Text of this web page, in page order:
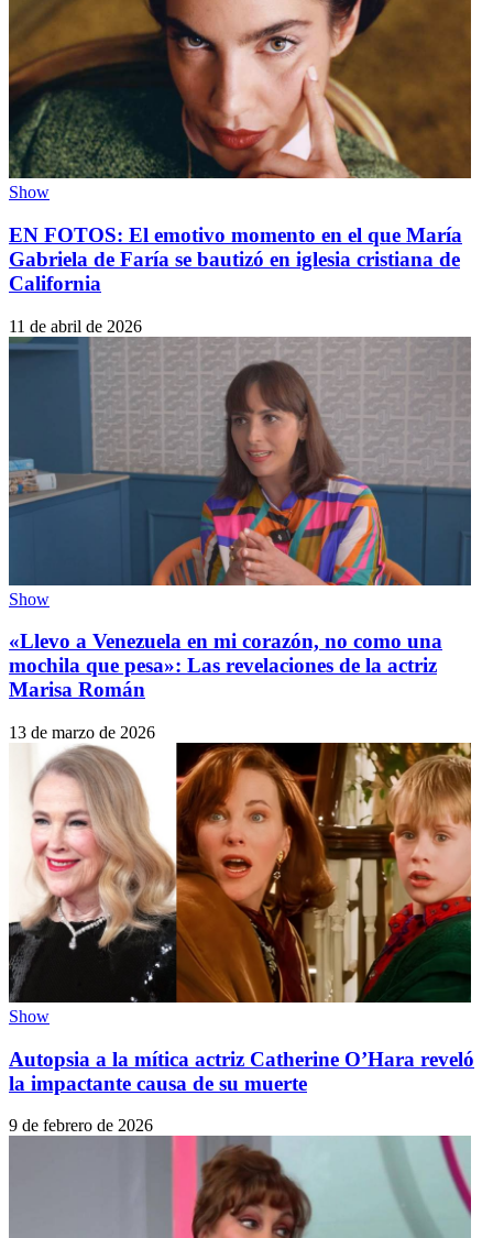
Show
EN FOTOS: El emotivo momento en el que María
Gabriela de Faría se bautizó en iglesia cristiana de
California
11 de abril de 2026
Show
«Llevo a Venezuela en mi corazón, no como una
mochila que pesa»: Las revelaciones de la actriz
Marisa Román
13 de marzo de 2026
Show
Autopsia a la mítica actriz Catherine O’Hara reveló
la impactante causa de su muerte
9 de febrero de 2026